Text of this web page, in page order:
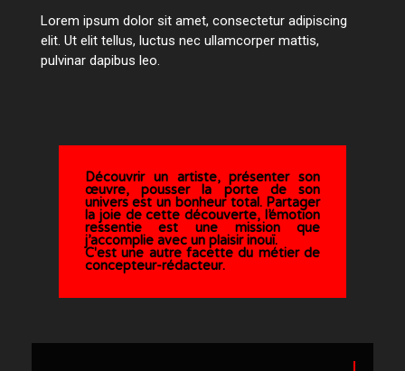
Lorem ipsum dolor sit amet, consectetur adipiscing
elit. Ut elit tellus, luctus nec ullamcorper mattis,
pulvinar dapibus leo.
Découvrir un artiste, présenter son
œuvre, pousser la porte de son
univers est un bonheur total. Partager
la joie de cette découverte, l’émotion
ressentie est une mission que
j’accomplie avec un plaisir inouï.
C'est une autre facette du métier de
concepteur-rédacteur.